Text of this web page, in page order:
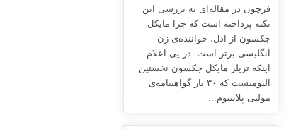
فرچون در مقاله‌ای به بررسی این
نکته پرداخته است که چرا مایکل
جکسون از ادل، خواننده‌ی زن
انگلیسی برتر است. در پی اعلام
اینکه تریلر مایکل جکسون نخستین
آلبومیست که ۳۰ بار گواهینامه‌ی
مولتی پلاتینوم...